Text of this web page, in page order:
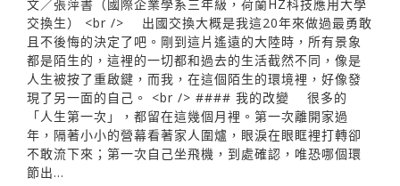
文／張萍書（國際企業學系三年級，荷蘭HZ科技應用大學
交換生） <br /> 出國交換大概是我這20年來做過最勇敢
且不後悔的決定了吧。剛到這片遙遠的大陸時，所有景象
都是陌生的，這裡的一切都和過去的生活截然不同，像是
人生被按了重啟鍵，而我，在這個陌生的環境裡，好像發
現了另一面的自己。 <br /> #### 我的改變 很多的
「人生第一次」，都留在這幾個月裡。第一次離開家過
年，隔著小小的營幕看著家人圍爐，眼淚在眼眶裡打轉卻
不敢流下來；第一次自己坐飛機，到處確認，唯恐哪個環
節出...